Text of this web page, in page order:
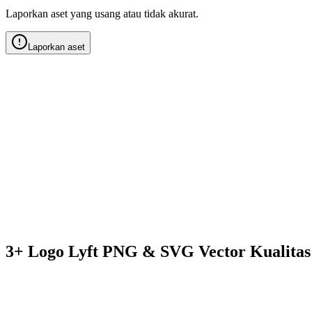
Laporkan aset yang usang atau tidak akurat.
Laporkan aset
3+ Logo Lyft PNG & SVG Vector